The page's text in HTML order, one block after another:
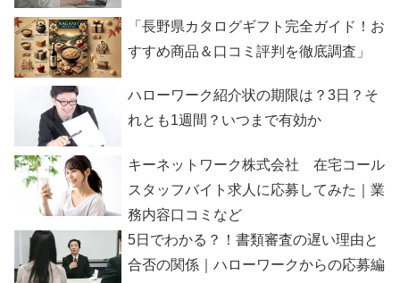
「長野県カタログギフト完全ガイド！お
すすめ商品＆口コミ評判を徹底調査」
ハローワーク紹介状の期限は？3日？そ
れとも1週間？いつまで有効か
キーネットワーク株式会社 在宅コール
スタッフバイト求人に応募してみた｜業
務内容口コミなど
5日でわかる？！書類審査の遅い理由と
合否の関係｜ハローワークからの応募編